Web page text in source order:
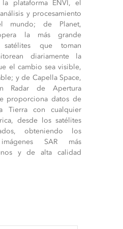
la plataforma ENVI, el
y procesamiento
mundo; de Planet,
la más grande
que toman
diariamente la
el cambio sea visible,
y de Capella Space,
Radar de Apertura
proporciona datos de
Tierra con cualquier
desde los satélites
obteniendo los
SAR más
y de alta calidad